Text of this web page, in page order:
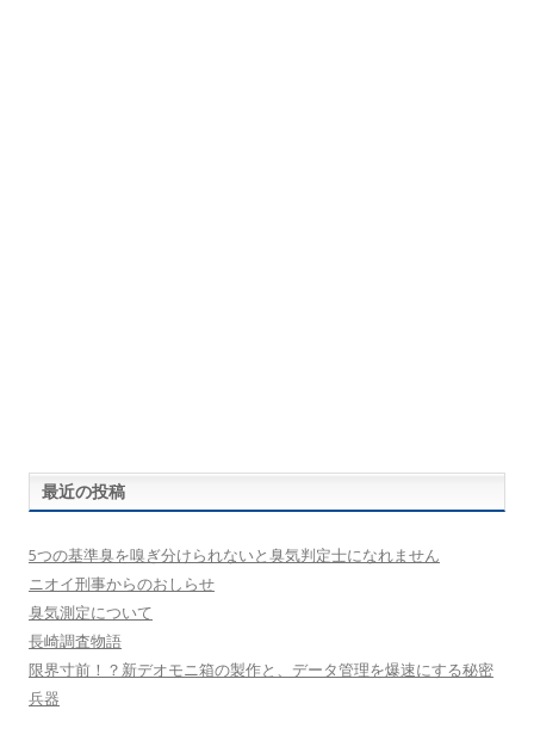
最近の投稿
5つの基準臭を嗅ぎ分けられないと臭気判定士になれません
ニオイ刑事からのおしらせ
臭気測定について
長崎調査物語
限界寸前！？新デオモニ箱の製作と、データ管理を爆速にする秘密
兵器